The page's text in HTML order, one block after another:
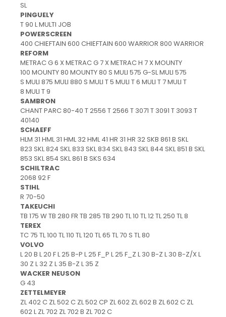
SL
PINGUELY
T 90 L MULTI JOB
POWERSCREEN
400 CHIEFTAIN 600 CHIEFTAIN 600 WARRIOR 800 WARRIOR
REFORM
METRAC G 6 X METRAC G 7 X METRAC H 7 X MOUNTY
100 MOUNTY 80 MOUNTY 80 S MULI 575 G-SL MULI 575
S MULI 875 MULI 880 S MULI T 5 MULI T 6 MULI T 7 MULI T
8 MULI T 9
SAMBRON
CHANT PARC 80-40 T 2556 T 2566 T 3071 T 3091 T 3093 T
40140
SCHAEFF
HLM 31 HML 31 HML 32 HML 41 HR 31 HR 32 SKB 861 B SKL
823 SKL 824 SKL 833 SKL 834 SKL 843 SKL 844 SKL 851 B SKL
853 SKL 854 SKL 861 B SKS 634
SCHILTRAC
2068 92 F
STIHL
R 70-50
TAKEUCHI
TB 175 W TB 280 FR TB 285 TB 290 TL 10 TL 12 TL 250 TL 8
TEREX
TC 75 TL 100 TL 110 TL 120 TL 65 TL 70 S TL 80
VOLVO
L 20 B L 20 F L 25 B-P L 25 F_P L 25 F_Z L 30 B-Z L 30 B-Z/X L
30 Z L 32 Z L 35 B-Z L 35 Z
WACKER NEUSON
G 43
ZETTELMEYER
ZL 402 C ZL 502 C ZL 502 CP ZL 602 ZL 602 B ZL 602 C ZL
602 L ZL 702 ZL 702 B ZL 702 C